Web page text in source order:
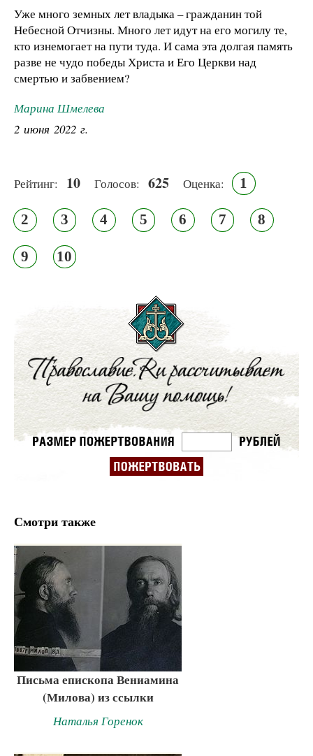
Уже много земных лет владыка – гражданин той
Небесной Отчизны. Много лет идут на его могилу те,
кто изнемогает на пути туда. И сама эта долгая память
разве не чудо победы Христа и Его Церкви над
смертью и забвением?
Марина Шмелева
2 июня 2022 г.
Рейтинг: 10 Голосов: 625 Оценка: 1
2 3 4 5 6 7 8
9 10
Смотри также
Письма епископа Вениамина
(Милова) из ссылки
Наталья Горенок